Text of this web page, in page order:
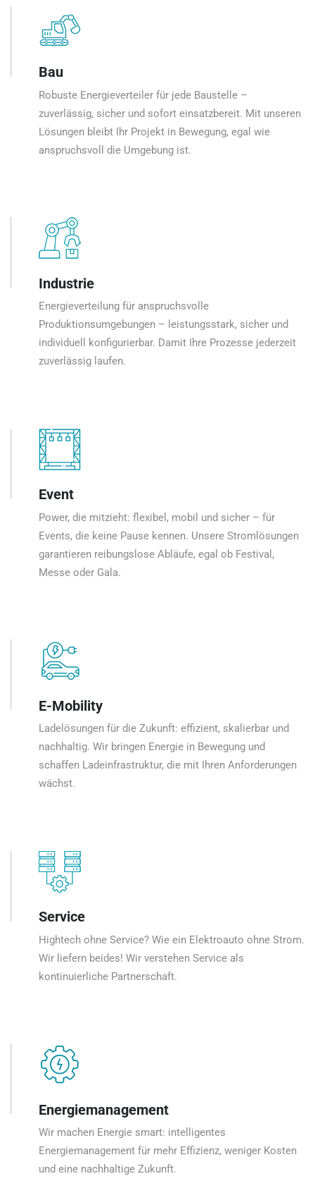
Bau
Robuste Energieverteiler für jede Baustelle –
zuverlässig, sicher und sofort einsatzbereit. Mit unseren
Lösungen bleibt Ihr Projekt in Bewegung, egal wie
anspruchsvoll die Umgebung ist.
Industrie
Energieverteilung für anspruchsvolle
Produktionsumgebungen – leistungsstark, sicher und
individuell konfigurierbar. Damit Ihre Prozesse jederzeit
zuverlässig laufen.
Event
Power, die mitzieht: flexibel, mobil und sicher – für
Events, die keine Pause kennen. Unsere Stromlösungen
garantieren reibungslose Abläufe, egal ob Festival,
Messe oder Gala.
E-Mobility
Ladelösungen für die Zukunft: effizient, skalierbar und
nachhaltig. Wir bringen Energie in Bewegung und
schaffen Ladeinfrastruktur, die mit Ihren Anforderungen
wächst.
Service
Hightech ohne Service? Wie ein Elektroauto ohne Strom.
Wir liefern beides! Wir verstehen Service als
kontinuierliche Partnerschaft.
Energiemanagement
Wir machen Energie smart: intelligentes
Energiemanagement für mehr Effizienz, weniger Kosten
und eine nachhaltige Zukunft.